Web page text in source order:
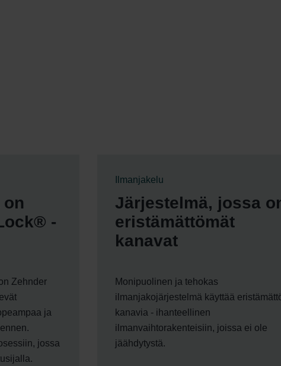
-
Zehnder
ja
jossa
Ilmanjakelu
Järjestelmä, jossa
eristämättömät
kanavat
Monipuolinen ja tehokas
ilmanjakojärjestelmä käyttää
kanavia - ihanteellinen
ilmanvaihtorakenteisiin, joissa ei ole
jäähdytystä.